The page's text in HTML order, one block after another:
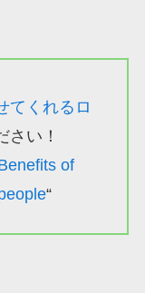
てくれるロ
さい！
of
“